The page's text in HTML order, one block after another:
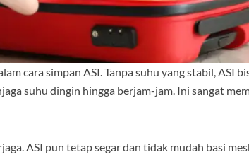
cara simpan ASI. Tanpa suhu yang stabil, ASI
suhu dingin hingga berjam-jam. Ini sangat
ASI pun tetap segar dan tidak mudah basi